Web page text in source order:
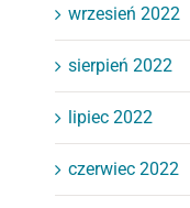
wrzesień 2022
sierpień 2022
lipiec 2022
czerwiec 2022